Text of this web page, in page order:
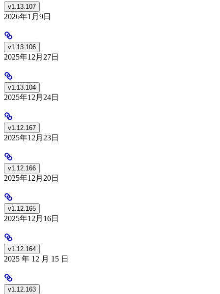
v1.13.107
2026年1月9日
v1.13.106
2025年12月27日
v1.13.104
2025年12月24日
v1.12.167
2025年12月23日
v1.12.166
2025年12月20日
v1.12.165
2025年12月16日
v1.12.164
2025 年 12 月 15 日
v1.12.163